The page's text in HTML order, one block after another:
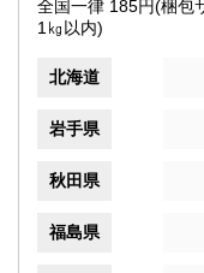
全国一律 185円(梱包
1㎏以内)
北海道
岩手県
秋田県
福島県